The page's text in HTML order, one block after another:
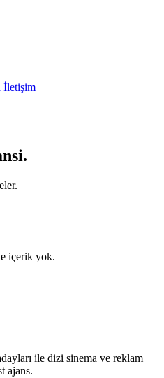
İletişim
.
içerik yok.
ile dizi sinema ve reklam
ajans.